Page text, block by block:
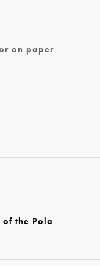
on paper
the Pola